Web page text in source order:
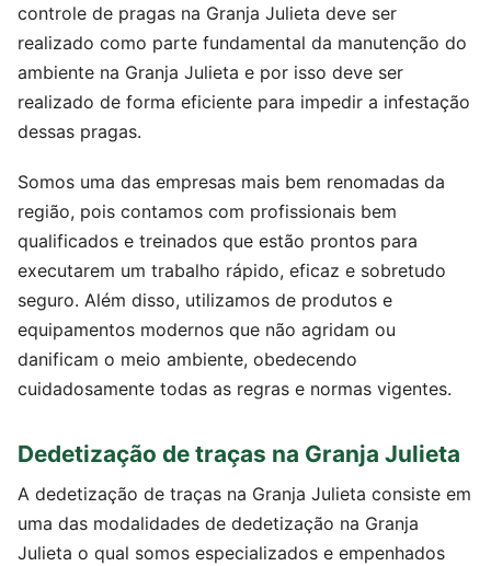
controle de pragas na Granja Julieta deve ser
realizado como parte fundamental da manutenção do
ambiente na Granja Julieta e por isso deve ser
realizado de forma eficiente para impedir a infestação
dessas pragas.
Somos uma das empresas mais bem renomadas da
região, pois contamos com profissionais bem
qualificados e treinados que estão prontos para
executarem um trabalho rápido, eficaz e sobretudo
seguro. Além disso, utilizamos de produtos e
equipamentos modernos que não agridam ou
danificam o meio ambiente, obedecendo
cuidadosamente todas as regras e normas vigentes.
Dedetização de traças na Granja Julieta
A dedetização de traças na Granja Julieta consiste em
uma das modalidades de dedetização na Granja
Julieta o qual somos especializados e empenhados